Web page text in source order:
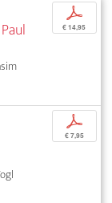
p
€ 14,95
p
€ 7,95